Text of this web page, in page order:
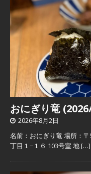
おにぎり竜
2026年8月2日
名前：おにぎり竜 場所：
丁目１−１６ 103号室 地[…]